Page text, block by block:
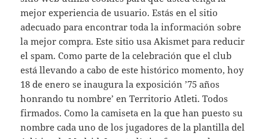
mejor experiencia de usuario. Estás en el sitio
adecuado para encontrar toda la información sobre
la mejor compra. Este sitio usa Akismet para reducir
el spam. Como parte de la celebración que el club
está llevando a cabo de este histórico momento, hoy
18 de enero se inaugura la exposición ’75 años
honrando tu nombre’ en Territorio Atleti. Todos
firmados. Como la camiseta en la que han puesto su
nombre cada uno de los jugadores de la plantilla del